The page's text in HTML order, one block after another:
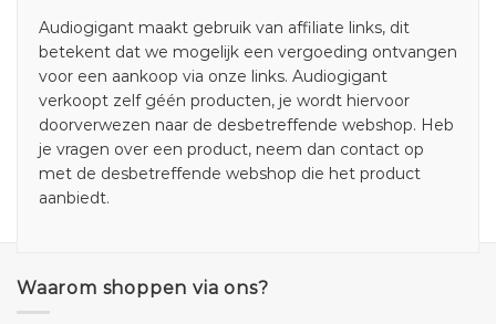
Audiogigant maakt gebruik van affiliate links, dit
betekent dat we mogelijk een vergoeding ontvangen
voor een aankoop via onze links. Audiogigant
verkoopt zelf géén producten, je wordt hiervoor
doorverwezen naar de desbetreffende webshop. Heb
je vragen over een product, neem dan contact op
met de desbetreffende webshop die het product
aanbiedt.
Waarom shoppen via ons?